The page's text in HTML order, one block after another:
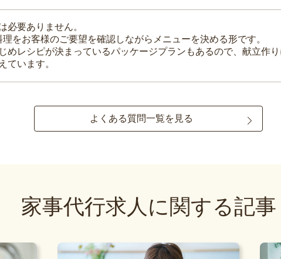
必要ありません。
をお客様のご要望を確認しながらメニューを決める形です。
めレシピが決まっているパッケージプランもあるので、献立作
ています。
よくある質問一覧を見る
家事代行求人に関する記事